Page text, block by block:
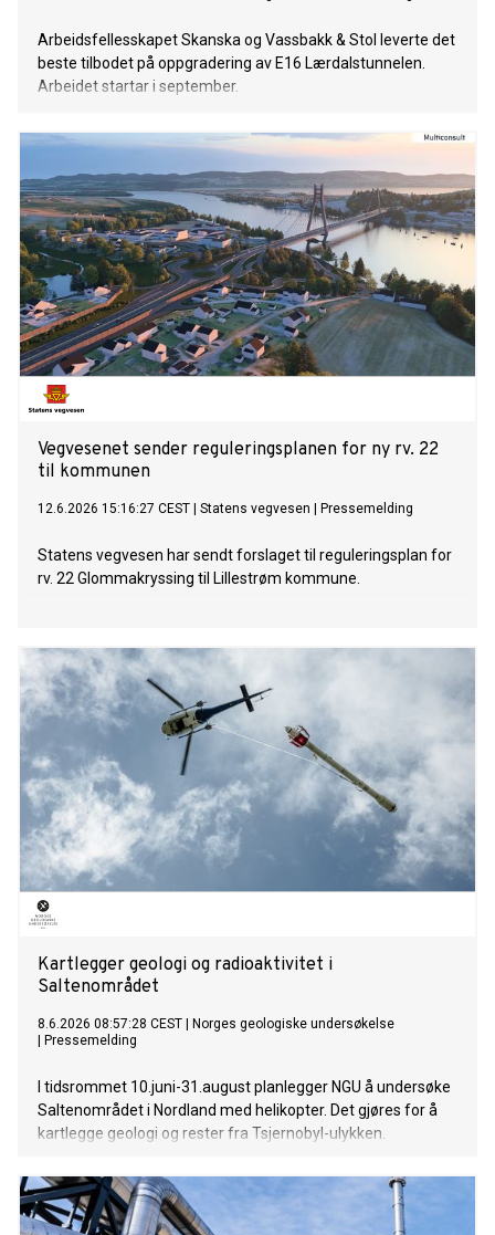
Arbeidsfellesskapet Skanska og Vassbakk & Stol leverte det
beste tilbodet på oppgradering av E16 Lærdalstunnelen.
Arbeidet startar i september.
Vegvesenet sender reguleringsplanen for ny rv. 22
til kommunen
12.6.2026 15:16:27 CEST Statens vegvesen Pressemelding
Statens vegvesen har sendt forslaget til reguleringsplan for
rv. 22 Glommakryssing til Lillestrøm kommune.
Kartlegger geologi og radioaktivitet i
Saltenområdet
8.6.2026 08:57:28 CEST
Norges geologiske undersøkelse
Pressemelding
I tidsrommet 10.juni-31.august planlegger NGU å undersøke
Saltenområdet i Nordland med helikopter. Det gjøres for å
kartlegge geologi og rester fra Tsjernobyl-ulykken.